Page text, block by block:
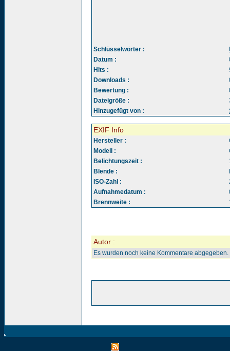
Schlüsselwörter :
Datum :
Hits :
Downloads :
Bewertung :
Dateigröße :
Hinzugefügt von :
EXIF Info
Hersteller :
Modell :
Belichtungszeit :
Blende :
ISO-Zahl :
Aufnahmedatum :
Brennweite :
Autor :
Es wurden noch keine Kommentare abgegeben.